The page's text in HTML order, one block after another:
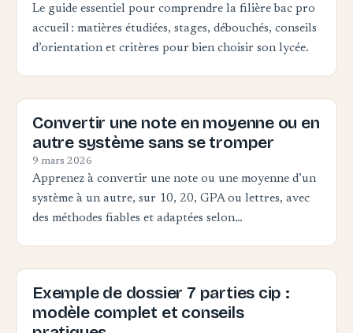
Le guide essentiel pour comprendre la filière bac pro
accueil : matières étudiées, stages, débouchés, conseils
d’orientation et critères pour bien choisir son lycée.
Convertir une note en moyenne ou en
autre système sans se tromper
9 mars 2026
Apprenez à convertir une note ou une moyenne d’un
système à un autre, sur 10, 20, GPA ou lettres, avec
des méthodes fiables et adaptées selon…
Exemple de dossier 7 parties cip :
modèle complet et conseils